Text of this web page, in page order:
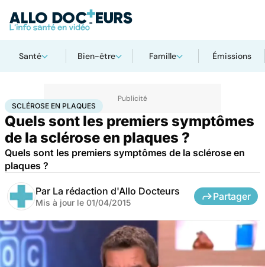
Santé Bien-être Famille Émissions
AccueilSantéSclérose en plaques
SCLÉROSE EN PLAQUES
Quels sont les premiers symptômes
de la sclérose en plaques ?
Quels sont les premiers symptômes de la sclérose en
plaques ?
Par La rédaction d'Allo Docteurs
Mis à jour le 01/04/2015
Partager